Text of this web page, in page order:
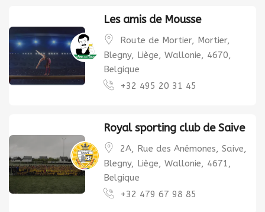
Les amis de Mousse
Route de Mortier, Mortier,
Blegny, Liège, Wallonie, 4670,
Belgique
+32 495 20 31 45
Royal sporting club de Saive
2A, Rue des Anémones, Saive,
Blegny, Liège, Wallonie, 4671,
Belgique
+32 479 67 98 85